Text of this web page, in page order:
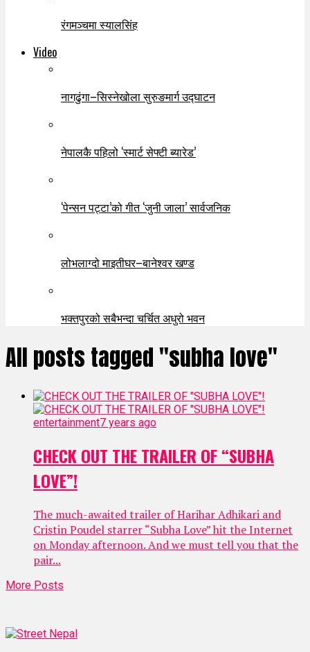
रंगमञ्चमा स्यालसिंह
Video
नागढुंगा–सिस्नेखोला सुरुङमार्ग उद्घाटन
नेपालकै पहिलो ‘स्मार्ट सेफ्टी ब्यारेड’
‘पेन्सन पट्टा’को गीत ‘जुनी जाला’ सार्वजनिक
लोभलाग्दो माइतीघर–बानेश्वर खण्ड
भक्तपुरको सबैभन्दा चर्चित अधुरो भवन
All posts tagged "subha love"
entertainment7 years ago
CHECK OUT THE TRAILER OF “SUBHA
LOVE”!
The much-awaited trailer of Harihar Adhikari and
Cristin Poudel starrer “Subha Love” hit the Internet
on Monday afternoon. And we must tell you that the
pair...
More Posts